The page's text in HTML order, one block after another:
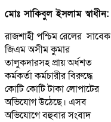
মোঃ সাকিবুল ইসলাম স্বাধীন:
রাজশাহী পশ্চিম রেলের সাবেক
জিএম অসীম কুমার
তালুকদারসহ প্রায় অর্ধশত
কর্মকর্তা কর্মচারীর বিরুদ্ধে
কোটি কোটি টাকা লোপাটের
অভিযোগ উঠেছে। এসব
অভিযোগে বহুবার সংবাদ